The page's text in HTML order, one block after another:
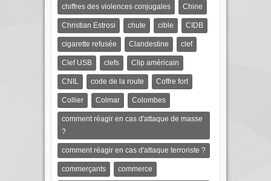
chiffres des violences conjugales Chine
Christian Estrosi chute cible CIDB
cigarette refusée Clandestine clef
Clef USB clefs Clip américain
CNIL code de la route Coffre fort
Collier Colmar Colombes
comment réagir en cas d'attaque de masse
?
comment réagir en cas d'attaque terroriste ?
commerçants commerce